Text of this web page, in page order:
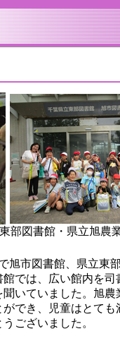
部図書館・県立旭農
旭市図書館、県立東
では、広い館内を司
いていました。旭農
でき、児童はとても
ございました。